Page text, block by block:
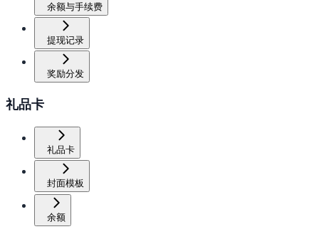
余额与手续费
提现记录
奖励分发
礼品卡
礼品卡
封面模板
余额